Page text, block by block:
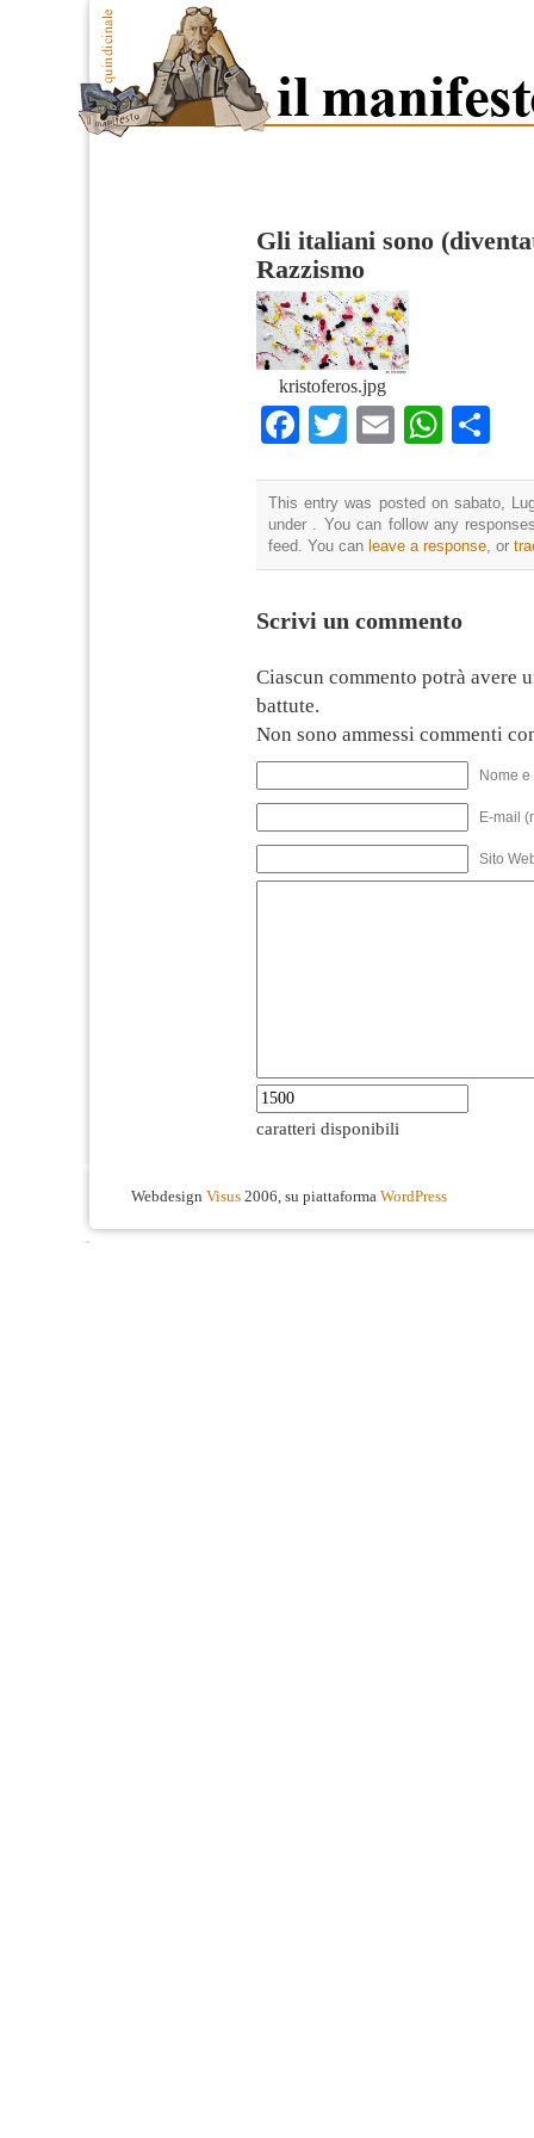
Gli italiani sono
Razzismo
kristoferos.jpg
Facebook
TwitterEmail
This entry was posted on sabato,
under . You can follow any
feed. You can leave a response , or
Scrivi un commento
Ciascun commento potrà avere
battute.
Non sono ammessi commenti
Nome
E-mail
Sito
caratteri disponibili
Webdesign Visus 2006, su piattaforma WordPress